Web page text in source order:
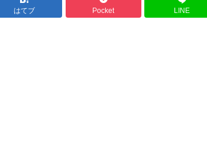
はてブ Pocket LINE